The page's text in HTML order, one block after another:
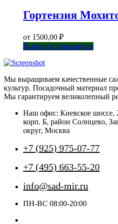
Гортензия
от 1500,00 ₽
Выберите параметрыЭтот
Опции
можно
на
Мы выращиваем качественные
культур. Посадочный материал
Мы гарантируем великолепный
Наш офис: Киевское шоссе,
корп. Б, район Солнцево,
округ, Москва
+7 (925) 975-07-77
+7 (495) 663-55-20
info@sad-mir.ru
ПН-ВС 08:00-20:00